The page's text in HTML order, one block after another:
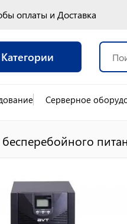
оплаты и Доставка
Категории
Серверное